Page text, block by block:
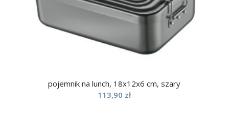
pojemnik na lunch, 18x12x6 cm, szary
113,90 zł